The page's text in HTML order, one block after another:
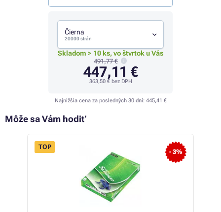
Čierna
20000 strán
Skladom > 10 ks, vo štvrtok u Vás
491,77 €
447,11 €
363,50 €bez DPH
Najnižšia cena za posledných 30 dní: 445,41 €
Môže sa Vám hodiť
- 3%
TOP